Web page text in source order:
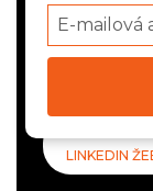
LINKEDIN
name
Type
email